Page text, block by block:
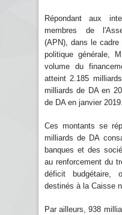
Répondant aux
membres de
(APN), dans le
politique générale,
volume du
atteint 2.185
milliards de DA en
de DA en janvier 2019.
Ces montants se
milliards de DA
banques et des
au renforcement du
déficit budgétaire,
destinés à la Caisse
Par ailleurs, 938